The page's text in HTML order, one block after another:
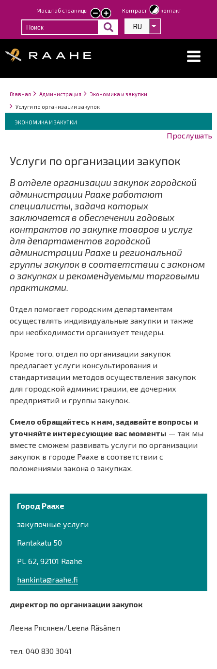
Перейти
к
основному
Масштаб страницы
smallerlarger
text
Контраст контакт
RU Список
Строка
навигации
You
are
Главная Администрация
Экономика и закупки
Услуги по организации закупок
Breadcrumbs
You
are
ЭКОНОМИКА И ЗАКУПКИ
Прослушать
Услуги по организации закупок
В отделе организации закупок городской
администрации Раахе работают
специалисты, задача которых
заключается в обеспечении годовых
контрактов по закупке товаров и услуг
для департаментов городской
администрации Раахе и региональной
группы закупок в соответствии с законом
о закупках и рекомендуемыми торговыми
практиками.
Отдел помогает городским департаментам
осуществлять индивидуальные закупки и также
при необходимости организует тендеры.
Кроме того, отдел по организации закупок
предлагает услуги консультирования и
стандартизации методов осуществления закупок
для городской администрации, ее дочерних
предприятий и группы закупок.
Смело обращайтесь к нам, задавайте вопросы и
уточняйте интересующие вас моменты — так мы
вместе сможем развивать услуги по организации
закупок в городе Раахе в соответствии с
положениями закона о закупках.
Город Раахе
закупочные услуги
Rantakatu 50
PL 62, 92101 Raahe
hankinta@raahe.fi
директор по организации закупок
Леена Рясянен/Leena Räsänen
тел. 040 830 3041